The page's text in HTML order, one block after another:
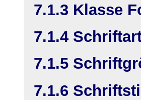
7.1.3 Klasse
7.1.4
7.1.5
7.1.6